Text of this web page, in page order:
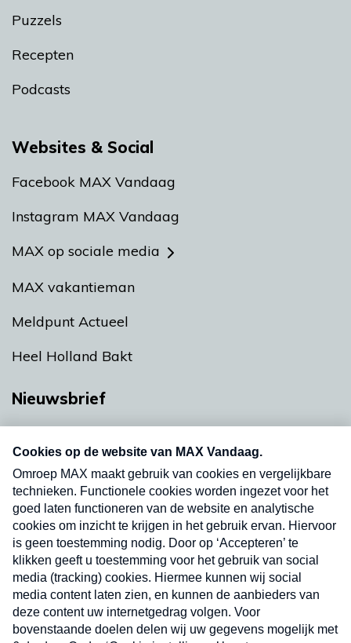
Puzzels
Recepten
Podcasts
Websites & Social
Facebook MAX Vandaag
Instagram MAX Vandaag
MAX op sociale media
MAX vakantieman
Meldpunt Actueel
Heel Holland Bakt
Nieuwsbrief
nieuwsbrief. Elke vrijdag- en dinsdagochtend in
uw mailbox.
Verzend